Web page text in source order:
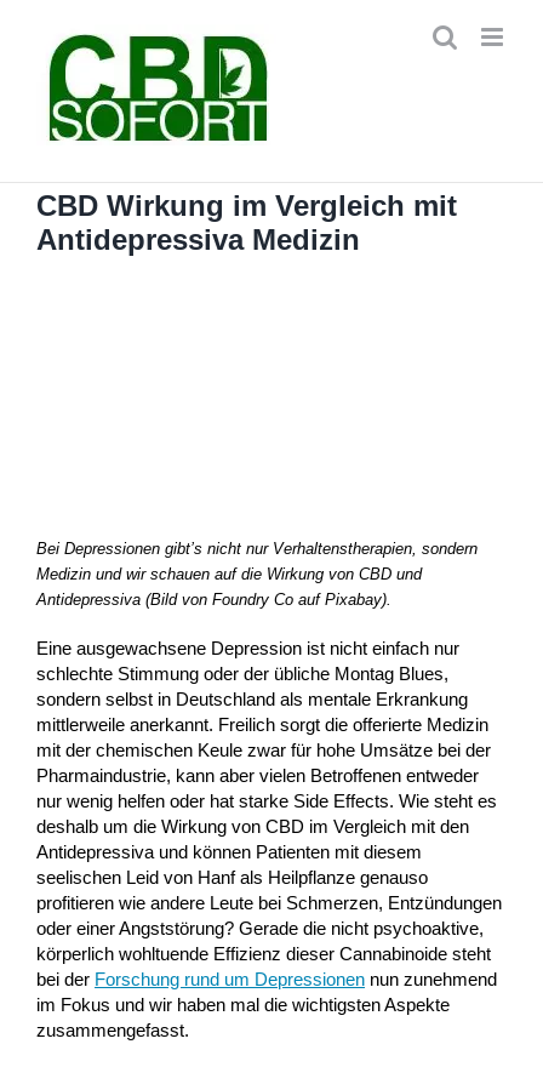
springen
CBD Wirkung im Vergleich mit
Antidepressiva Medizin
Bei Depressionen gibt’s nicht nur Verhaltenstherapien, sondern
Medizin und wir schauen auf die Wirkung von CBD und
Antidepressiva (Bild von Foundry Co auf Pixabay).
Eine ausgewachsene Depression ist nicht einfach nur
schlechte Stimmung oder der übliche Montag Blues,
sondern selbst in Deutschland als mentale Erkrankung
mittlerweile anerkannt. Freilich sorgt die offerierte Medizin
mit der chemischen Keule zwar für hohe Umsätze bei der
Pharmaindustrie, kann aber vielen Betroffenen entweder
nur wenig helfen oder hat starke Side Effects. Wie steht es
deshalb um die Wirkung von CBD im Vergleich mit den
Antidepressiva und können Patienten mit diesem
seelischen Leid von Hanf als Heilpflanze genauso
profitieren wie andere Leute bei Schmerzen, Entzündungen
oder einer Angststörung? Gerade die nicht psychoaktive,
körperlich wohltuende Effizienz dieser Cannabinoide steht
bei der Forschung rund um Depressionen nun zunehmend
im Fokus und wir haben mal die wichtigsten Aspekte
zusammengefasst.